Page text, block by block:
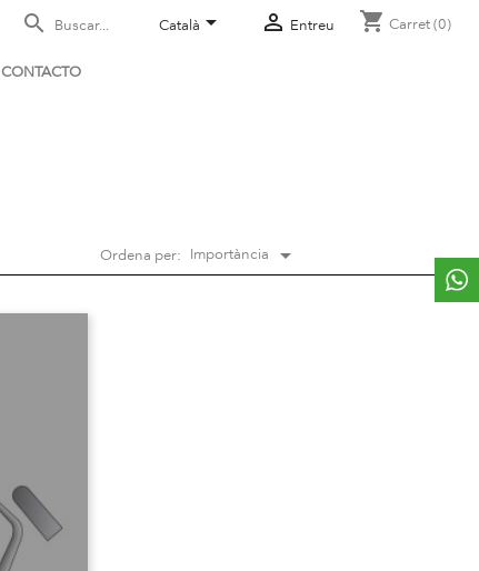
 Català  Entreu shopping_cart Carret (0)
CONTACTO
Ordena per: Importància 